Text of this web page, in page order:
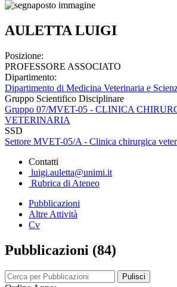
AULETTA LUIGI
Posizione:
PROFESSORE ASSOCIATO
Dipartimento:
Dipartimento di Medicina Veterinaria e
Gruppo Scientifico Disciplinare
Gruppo 07/MVET-05 - CLINICA
VETERINARIA
SSD
Settore MVET-05/A - Clinica chirurgica
Contatti
luigi.auletta@unimi.it
Rubrica di Ateneo
Pubblicazioni
Altre Attività
Cv
Pubblicazioni (84)
Pulisci